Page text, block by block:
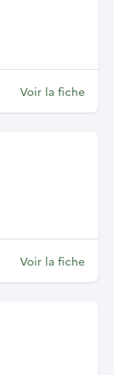
Voir la fiche
Voir la fiche